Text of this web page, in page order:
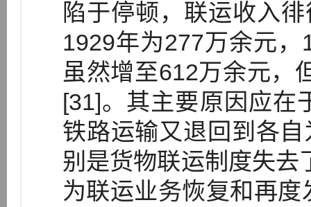
陷于停顿，联运收入
1929年为277万余元
虽然增至612万余元，
[31]。其主要原因应在
铁路运输又退回到各
别是货物联运制度失去
为联运业务恢复和再